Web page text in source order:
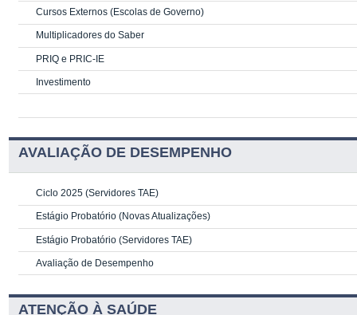
Cursos Externos (Escolas de Governo)
Multiplicadores do Saber
PRIQ e PRIC-IE
Investimento
AVALIAÇÃO DE DESEMPENHO
Ciclo 2025 (Servidores TAE)
Estágio Probatório (Novas Atualizações)
Estágio Probatório (Servidores TAE)
Avaliação de Desempenho
ATENÇÃO À SAÚDE